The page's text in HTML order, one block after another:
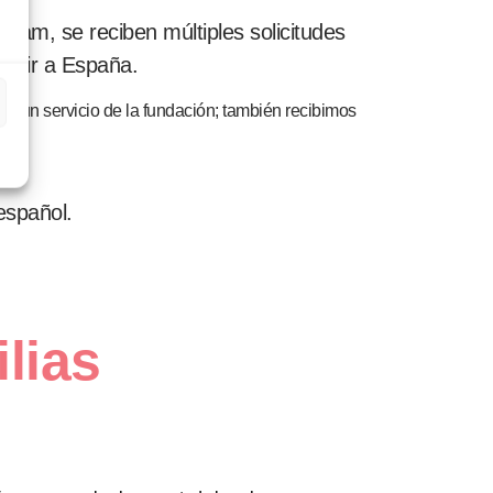
se reciben múltiples solicitudes
a España.
servicio de la fundación; también recibimos